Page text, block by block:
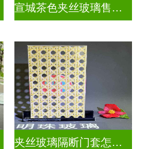
宣城茶色夹丝玻璃售价多少钱
夹丝玻璃隔断门套怎么安装